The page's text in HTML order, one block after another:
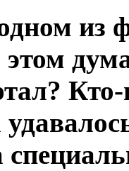
из